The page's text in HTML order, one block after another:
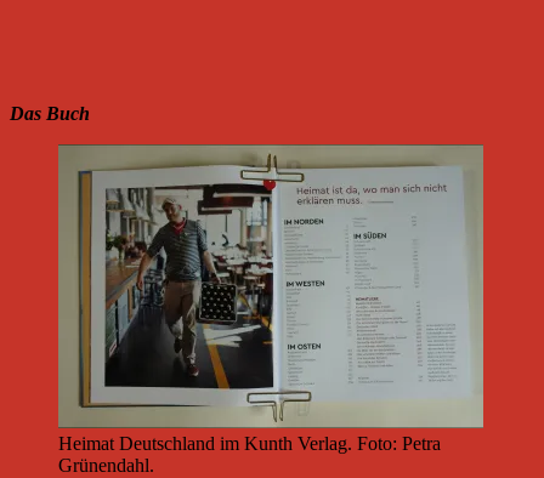
Das Buch
Heimat Deutschland im Kunth Verlag. Foto: Petra
Grünendahl.